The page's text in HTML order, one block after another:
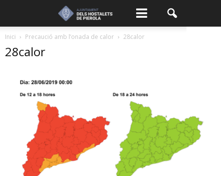
Inici Precaució amb l’onada de calor 28calor
28calor